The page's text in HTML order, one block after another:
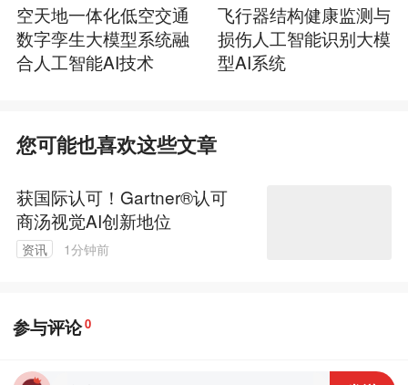
空天地一体化低空交通
数字孪生大模型系统融
合人工智能AI技术
飞行器结构健康监测与
损伤人工智能识别大模
型AI系统
您可能也喜欢这些文章
获国际认可！Gartner®️认可
商汤视觉AI创新地位
资讯 1分钟前
参与评论0